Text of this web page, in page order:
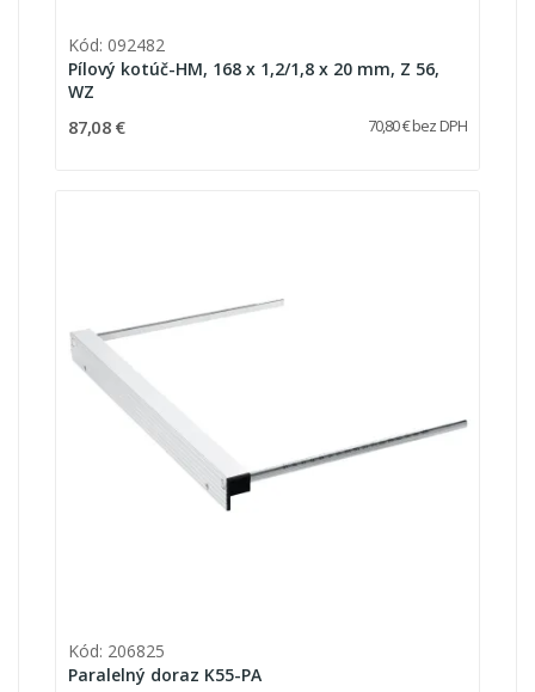
Kód: 092482
Pílový kotúč-HM, 168 x 1,2/1,8 x 20 mm, Z 56,
WZ
87,08 € 70,80 € bez DPH
Kód: 206825
Paralelný doraz K55-PA